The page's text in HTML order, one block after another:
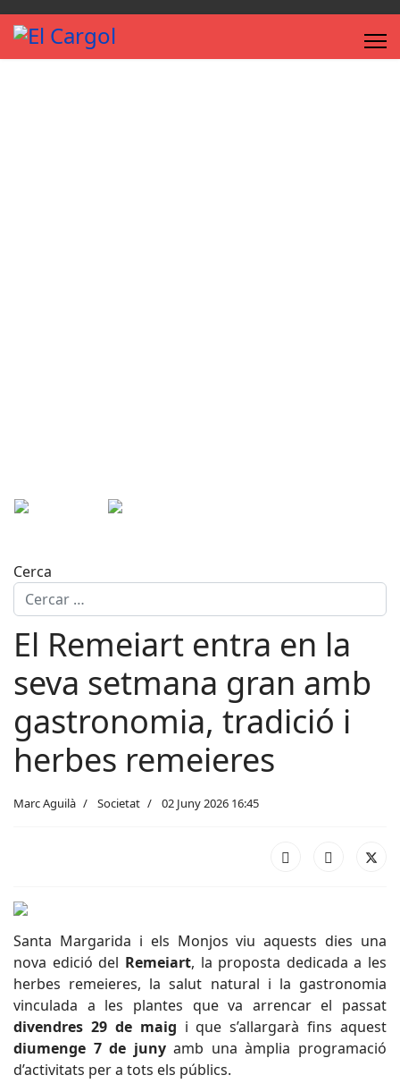
Cerca
El Remeiart entra en la
seva setmana gran amb
gastronomia, tradició i
herbes remeieres
Marc Aguilà Societat 02 Juny 2026 16:45
Santa Margarida i els Monjos viu aquests dies una
nova edició del Remeiart, la proposta dedicada a les
herbes remeieres, la salut natural i la gastronomia
vinculada a les plantes que va arrencar el passat
divendres 29 de maig i que s’allargarà fins aquest
diumenge 7 de junyamb una àmplia programació
d’activitats per a tots els públics.